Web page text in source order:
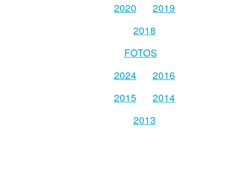
2020
2019
2018
FOTOS
2024
2016
2015
2014
2013